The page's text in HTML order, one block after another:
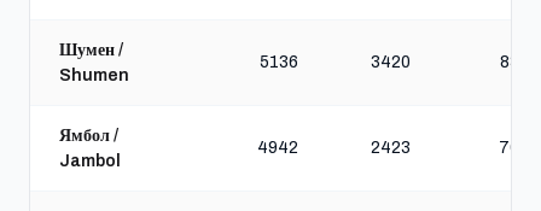
Шумен /
Shumen
5136 3420 8369
Ямбол /
Jambol
4942 2423 7086